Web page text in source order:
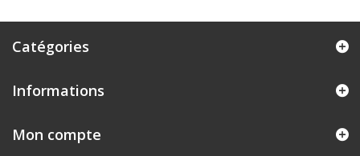
Catégories
Informations
Mon compte